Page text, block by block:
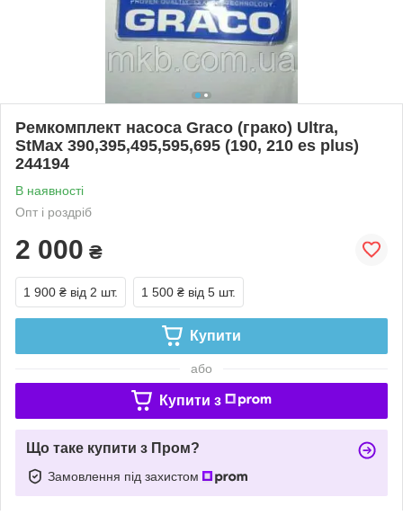
Ремкомплект насоса Graco (грако) Ultra,
StMax 390,395,495,595,695 (190, 210 es plus)
244194
В наявності
Опт і роздріб
2 000 ₴
1 900 ₴ від 2 шт. 1 500 ₴ від 5 шт.
Купити
або
Купити з
Що таке купити з Пром?
Замовлення під захистом